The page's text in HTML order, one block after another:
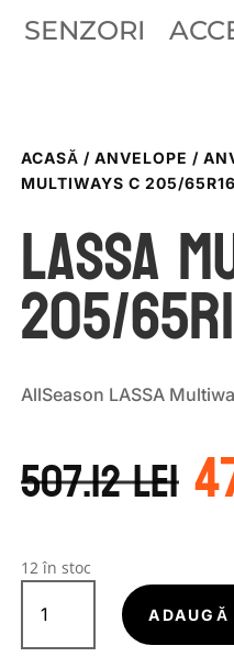
SENZORI
ACASĂ / ANVELOPE /
MULTIWAYS C 205/
LASSA
205/
AllSeason LASSA
507.12leia
12 în stoc
Cantitate
LASSA
MULTIWAYS
ADAUGĂ